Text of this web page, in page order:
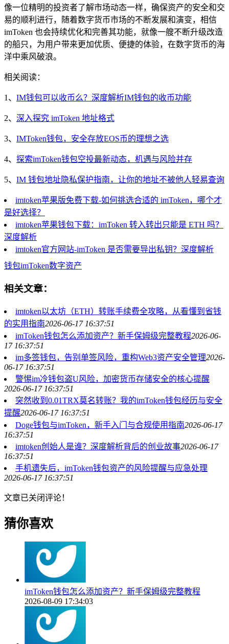
像一位精明的投资者了解市场动态一样，确保资产的安全和交
易的顺利进行，随着数字货币市场的不断发展和演变，相信
imToken 也会持续优化和完善其功能，就像一艘不断升级改造
的船只，为用户带来更加优质、便捷的体验，在数字货币的海
洋中乘风破浪。
相关阅读：
1、 IM钱包可以收币么？深度解析IM钱包的收币功能
2、 深入探究 imToken 地址格式
3、 IMToken钱包，安全存放EOS币的理想之选
4、 探索imToken钱包空投最新动态，机遇与风险并存
5、 IM 钱包地址隐私保护指南，让你的地址不被他人轻易查询
imtoken苹果版免费下载-如何挑选合适的 imToken，哪个才
是好选择？
imtoken苹果钱包下载：imToken 转入转出只能是 ETH 吗？
深度解析
imtoken官方网站-imToken 是否需要导出私钥？深度解析
钱包imToken数字资产
相关文章：
imtoken以太坊（ETH）转账手续费全攻略，从看懂到省钱
的实用指南2026-06-17 16:37:51
imToken钱包怎么添加资产？新手保姆级完整教程2026-06-
17 16:37:51
im多签钱包，告别单签风险，重构Web3资产安全管理2026-
06-17 16:37:51
警惕im冷钱包盗U风险，加密货币存储安全的核心提醒
2026-06-17 16:37:51
突然收到0.01TRX莫名转账？我的imToken钱包经历与安全
提醒2026-06-17 16:37:51
Doge钱包与imToken，新手入门与合规使用指南2026-06-17
16:37:51
imtoken创始人是谁？深度解析背后的创业故事2026-06-17
16:37:51
手机遗失后，imToken钱包资产的风险提醒与应急处理
2026-06-17 16:37:51
文章已关闭评论！
猜你喜欢
imToken钱包怎么添加资产？新手保姆级完整教程
2026-08-09 17:34:03